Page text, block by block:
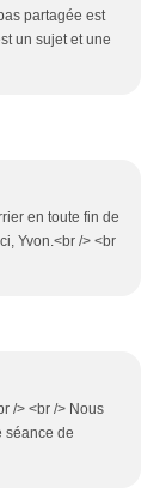
partagée est
un sujet et une
en toute fin de
Yvon.<br /> <br
/> <br /> Nous
séance de